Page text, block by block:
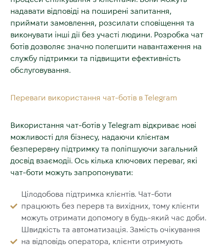
надавати відповіді на поширені запитання,
приймати замовлення, розсилати сповіщення та
виконувати інші дії без участі людини. Розробка чат
ботів дозволяє значно полегшити навантаження на
службу підтримки та підвищити ефективність
обслуговування.
Переваги використання чат-ботів в Telegram
Використання чат-ботів у Telegram відкриває нові
можливості для бізнесу, надаючи клієнтам
безперервну підтримку та поліпшуючи загальний
досвід взаємодії. Ось кілька ключових переваг, які
чат-боти можуть запропонувати:
Цілодобова підтримка клієнтів. Чат-боти
працюють без перерв та вихідних, тому клієнти
можуть отримати допомогу в будь-який час доби.
Швидкість та автоматизація. Замість очікування
на відповідь оператора, клієнти отримують